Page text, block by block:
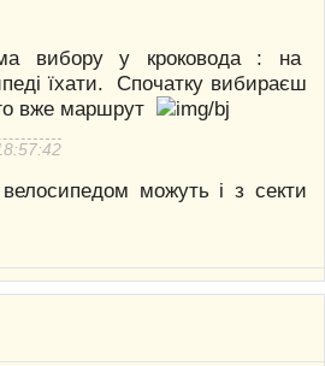
вибору у кроковода : на
їхати. Спочатку вибираєш
вже маршрут
можуть і з секти